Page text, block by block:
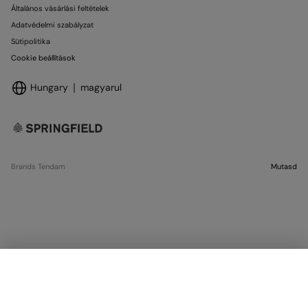
Általános vásárlási feltételek
Adatvédelmi szabályzat
Sütipolitika
Cookie beállítások
Hungary magyarul
Brands Tendam Mutasd